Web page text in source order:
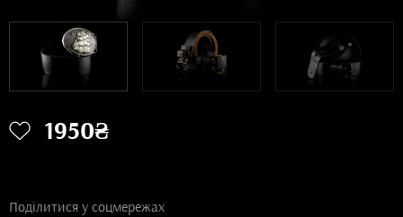
1950₴
Поділитися у соцмережах